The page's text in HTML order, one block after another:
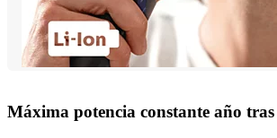
Máxima potencia constante año